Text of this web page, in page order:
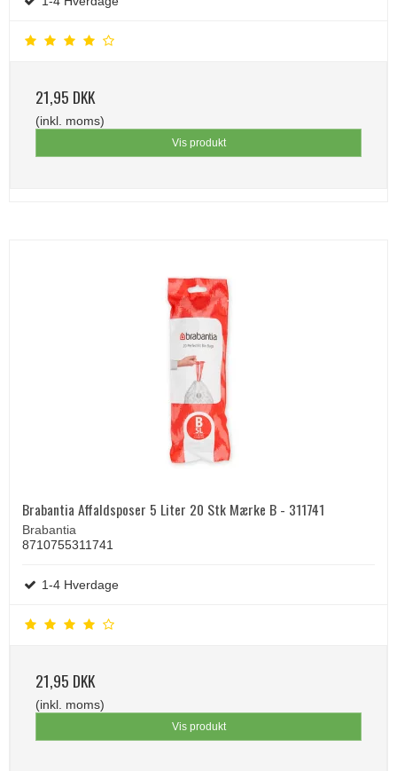
21,95 DKK
(inkl. moms)
Vis produkt
Brabantia Affaldsposer 5 Liter 20 Stk Mærke B - 311741
Brabantia
8710755311741
1-4 Hverdage
21,95 DKK
(inkl. moms)
Vis produkt